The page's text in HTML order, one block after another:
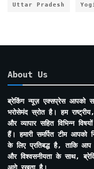
Uttar Pradesh
About Us
ब्रेकिंग न्यूज़ एक्सप्रेस आपको
भरोसेमंद स्रोत है। हम
और व्यापार सहित विभिन्न
हैं। हमारी समर्पित टीम
के लिए प्रतिबद्ध है, ताकि
और विश्वसनीयता के साथ,